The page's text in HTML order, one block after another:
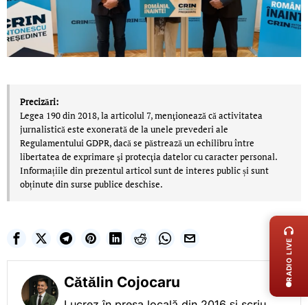
Precizări:
Legea 190 din 2018, la articolul 7, menţionează că activitatea
jurnalistică este exonerată de la unele prevederi ale
Regulamentului GDPR, dacă se păstrează un echilibru între
libertatea de exprimare şi protecţia datelor cu caracter personal.
Informațiile din prezentul articol sunt de interes public și sunt
obținute din surse publice deschise.
Cătălin Cojocaru
RADIO LIVE